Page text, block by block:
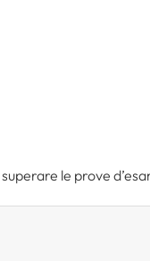
le prove